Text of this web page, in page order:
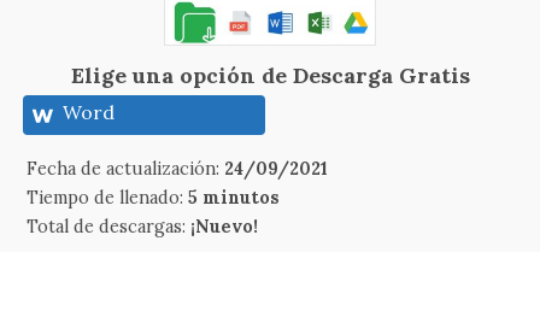
Elige una opción de Descarga Gratis
Word
Fecha de actualización: 24/09/2021
Tiempo de llenado:5 minutos
Total de descargas: ¡Nuevo!